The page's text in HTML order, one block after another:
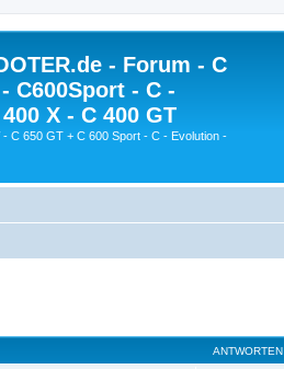
- Forum - C
C600Sport - C -
X - C 400 GT
C 650 GT + C 600 Sport - C - Evolution -
ANTWORTEN